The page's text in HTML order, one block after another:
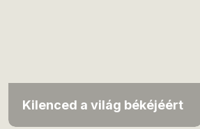
Kilenced a világ békéjéért